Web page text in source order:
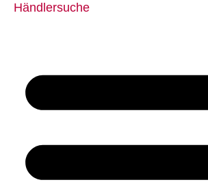
Händlersuche